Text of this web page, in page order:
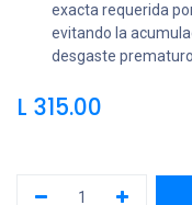
exacta requerida
evitando la
desgaste prematuro.
L 315.00